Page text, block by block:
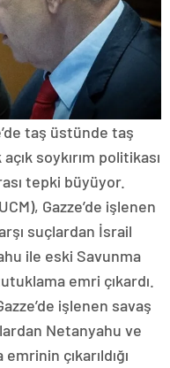
taş üstünde taş
soykırım politikası
tepki büyüyor.
Gazze’de işlenen
suçlardan İsrail
ile eski Savunma
emri çıkardı.
işlenen savaş
Netanyahu ve
çıkarıldığı